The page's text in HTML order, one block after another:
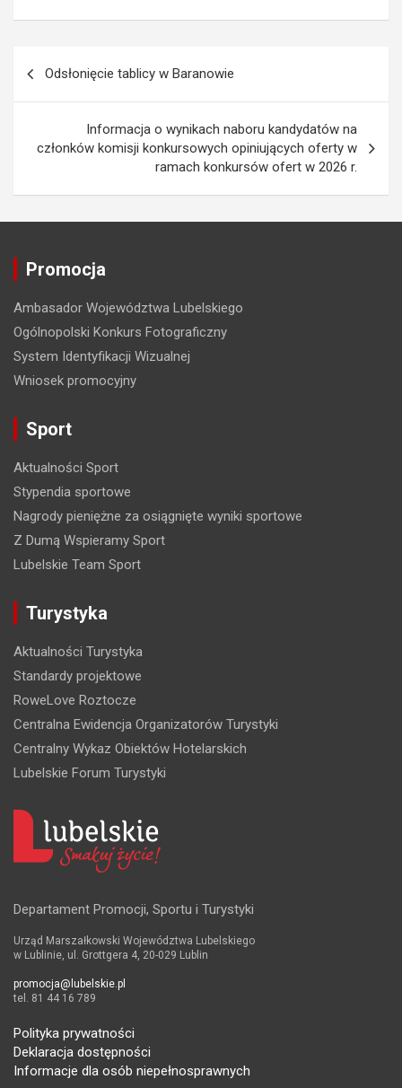
a
j
w
p
i
u
Odsłonięcie tablicy w Baranowie
Informacja o wynikach naboru kandydatów na
członków komisji konkursowych opiniujących oferty w
ramach konkursów ofert w 2026 r.
Promocja
Ambasador Województwa Lubelskiego
Ogólnopolski Konkurs Fotograficzny
System Identyfikacji Wizualnej
Wniosek promocyjny
Sport
Aktualności Sport
Stypendia sportowe
Nagrody pieniężne za osiągnięte wyniki sportowe
Z Dumą Wspieramy Sport
Lubelskie Team Sport
Turystyka
Aktualności Turystyka
Standardy projektowe
RoweLove Roztocze
Centralna Ewidencja Organizatorów Turystyki
Centralny Wykaz Obiektów Hotelarskich
Lubelskie Forum Turystyki
Departament Promocji, Sportu i Turystyki
Urząd Marszałkowski Województwa Lubelskiego
w Lublinie, ul. Grottgera 4, 20-029 Lublin
promocja@lubelskie.pl
tel. 81 44 16 789
Polityka prywatności
Deklaracja dostępności
Informacje dla osób niepełnosprawnych